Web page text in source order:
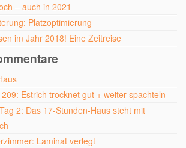
– auch in 2021
Platzoptimierung
im Jahr 2018! Eine Zeitreise
Estrich trocknet gut + weiter spachteln
Tag 2: Das 17-Stunden-Haus steht mit
Laminat verlegt